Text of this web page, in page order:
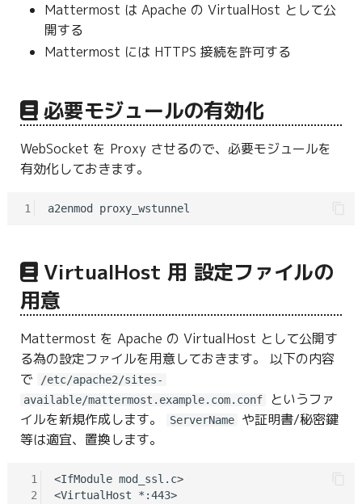
Mattermost は Apache の VirtualHost として公
開する
Mattermost には HTTPS 接続を許可する
必要モジュールの有効化
WebSocket を Proxy させるので、必要モジュールを
有効化しておきます。
1
VirtualHost 用 設定ファイルの
用意
Mattermost を Apache の VirtualHost として公開す
る為の設定ファイルを用意しておきます。 以下の内容
で
/etc/apache2/sites-
available/mattermost.example.com.conf
というファ
イルを新規作成します。
ServerName
や証明書/秘密鍵
等は適宜、置換します。
1
2
<IfModule mod_ssl.c>
<VirtualHost *:443>